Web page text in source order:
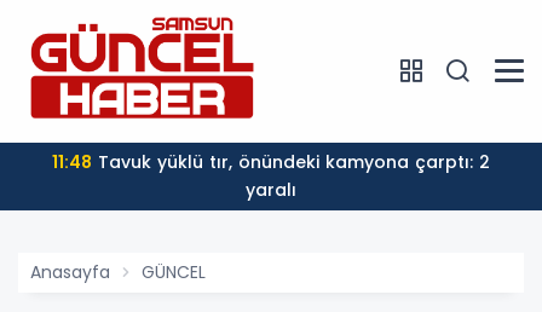
11:48
yaralı
Anasayfa GÜNCEL